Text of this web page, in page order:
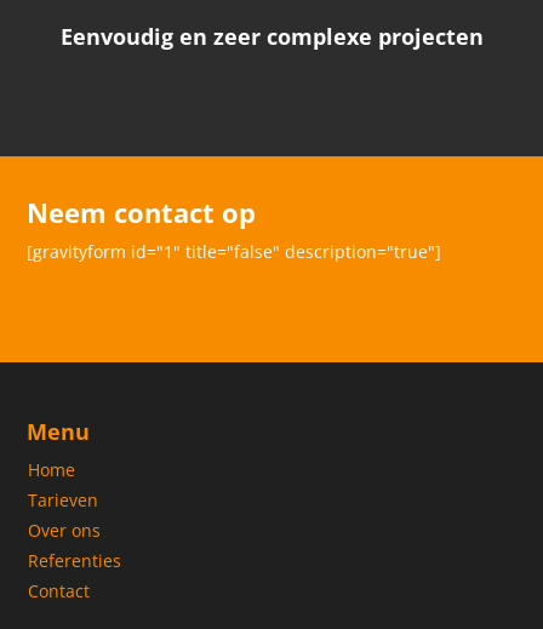
Eenvoudig en zeer complexe projecten
Neem contact op
[gravityform id="1" title="false" description="true"]
Menu
Home
Tarieven
Over ons
Referenties
Contact